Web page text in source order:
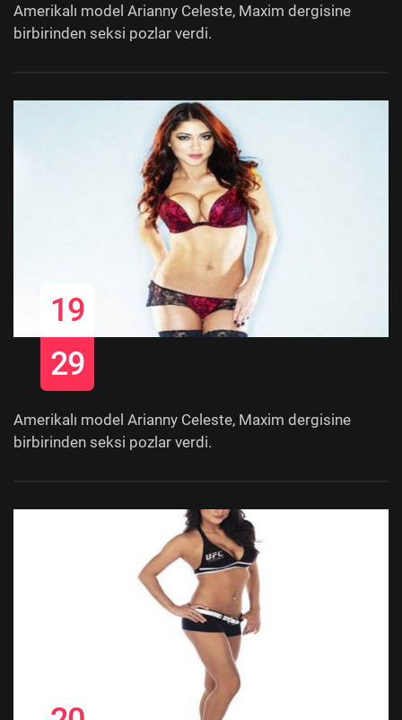
Amerikalı model Arianny Celeste, Maxim dergisine
birbirinden seksi pozlar verdi.
19
29
Amerikalı model Arianny Celeste, Maxim dergisine
birbirinden seksi pozlar verdi.